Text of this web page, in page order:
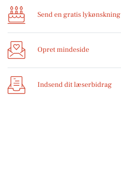
Send en gratis lykønskning
Opret mindeside
Indsend dit læserbidrag